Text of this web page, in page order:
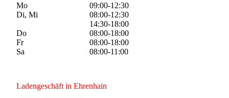
Mo
Di, Mi
Do
Fr
Sa
09:00-12:30
08:00-12:30
14:30-18:00
08:00-18:00
08:00-18:00
08:00-11:00
Ladengeschäft in Ehrenhain